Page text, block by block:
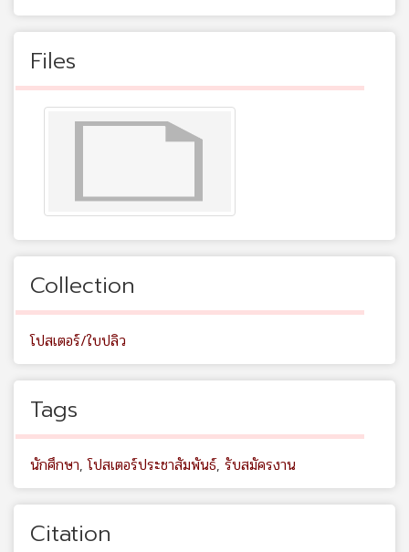
Files
Collection
โปสเตอร์/ใบปลิว
Tags
นักศึกษา,โปสเตอร์ประชาสัมพันธ์, รับสมัครงาน
Citation